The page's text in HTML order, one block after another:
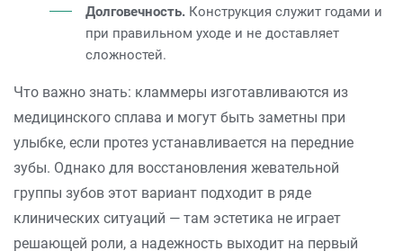
Долговечность. Конструкция служит годами и
при правильном уходе и не доставляет
сложностей.
Что важно знать: кламмеры изготавливаются из
медицинского сплава и могут быть заметны при
улыбке, если протез устанавливается на передние
зубы. Однако для восстановления жевательной
группы зубов этот вариант подходит в ряде
клинических ситуаций — там эстетика не играет
решающей роли, а надежность выходит на первый